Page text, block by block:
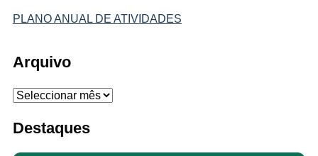
PLANO ANUAL DE ATIVIDADES
Arquivo
Arquivo
Destaques